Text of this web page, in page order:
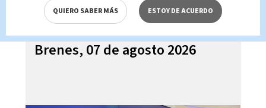
Telediario En Directo con Paula
Brenes, 07 de agosto 2026
QUIERO SABER MÁS ESTOY DE ACUERDO